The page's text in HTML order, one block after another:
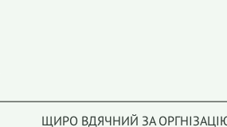
ЩИРО ВДЯЧНИЙ ЗА